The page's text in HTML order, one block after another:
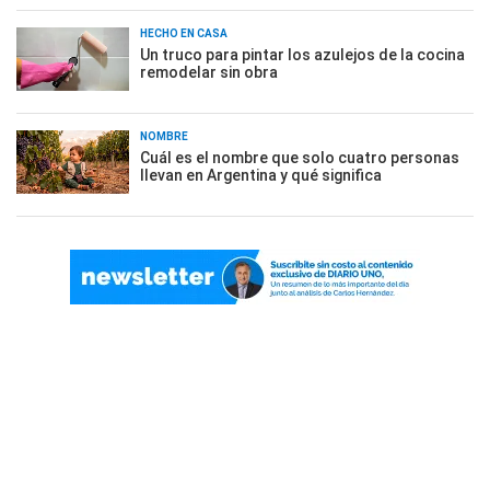
HECHO EN CASA
Un truco para pintar los azulejos de la cocina
remodelar sin obra
NOMBRE
Cuál es el nombre que solo cuatro personas
llevan en Argentina y qué significa